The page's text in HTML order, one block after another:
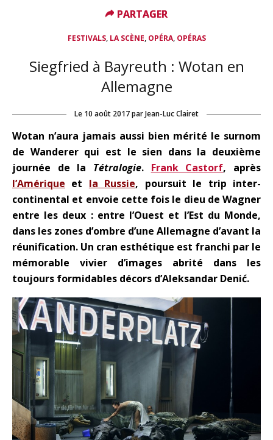
FESTIVALS, LA SCÈNE, OPÉRA, OPÉRAS
Siegfried à Bayreuth : Wotan en
Allemagne
Le 10 août 2017parJean-Luc Clairet
Wotan n’aura jamais aussi bien mérité le surnom
de Wanderer qui est le sien dans la deuxième
journée de la Tétralogie. Frank Castorf, après
l’Amérique et la Russie, poursuit le trip inter-
continental et envoie cette fois le dieu de Wagner
entre les deux : entre l’Ouest et l’Est du Monde,
dans les zones d’ombre d’une Allemagne d’avant la
réunification. Un cran esthétique est franchi par le
mémorable vivier d’images abrité dans les
toujours formidables décors d’Aleksandar Denić.
PARTAGER
PARTAGER